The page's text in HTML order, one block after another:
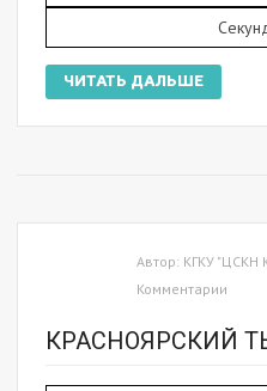
ЧИТАТЬ ДАЛЬШЕ
Автор: КГКУ "ЦСКН
Комментарии
КРАСНОЯРСКИЙ